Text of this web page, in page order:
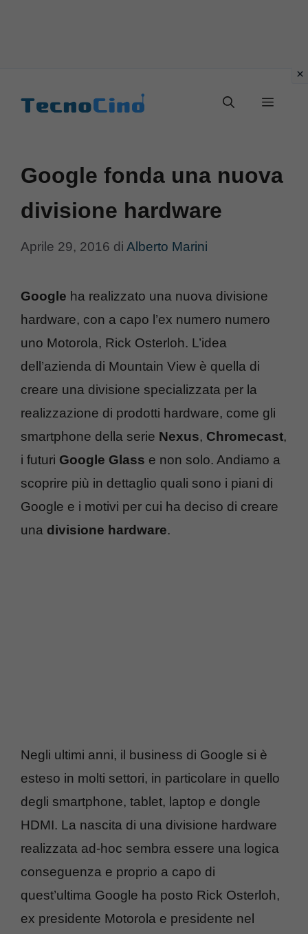
Menu
Google fonda una nuova
divisione hardware
Aprile 29, 2016 di Alberto Marini
Google ha realizzato una nuova divisione
hardware, con a capo l’ex numero numero
uno Motorola, Rick Osterloh. L’idea
dell’azienda di Mountain View è quella di
creare una divisione specializzata per la
realizzazione di prodotti hardware, come gli
smartphone della serie Nexus, Chromecast,
i futuri Google Glass e non solo. Andiamo a
scoprire più in dettaglio quali sono i piani di
Google e i motivi per cui ha deciso di creare
una divisione hardware.
Negli ultimi anni, il business di Google si è
esteso in molti settori, in particolare in quello
degli smartphone, tablet, laptop e dongle
HDMI. La nascita di una divisione hardware
realizzata ad-hoc sembra essere una logica
conseguenza e proprio a capo di
quest’ultima Google ha posto Rick Osterloh,
ex presidente Motorola e presidente nel